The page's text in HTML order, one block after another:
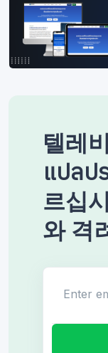
텔레
แปลป
르십
와 격